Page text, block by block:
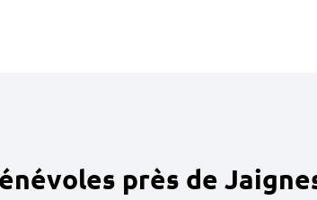
près de